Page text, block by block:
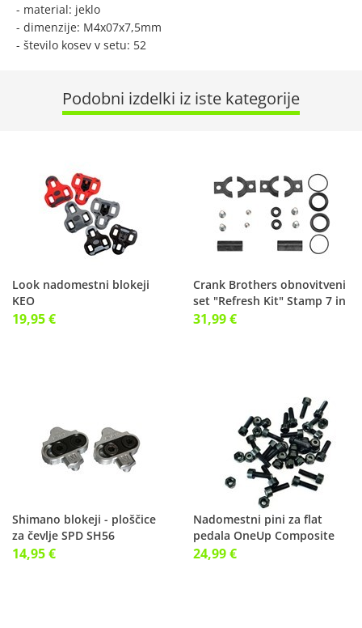
- material: jeklo
- dimenzije: M4x07x7,5mm
- število kosev v setu: 52
Podobni izdelki iz iste kategorije
Look nadomestni blokeji
KEO
19,95 €
Crank Brothers obnovitveni
set "Refresh Kit" Stamp 7 in
11
31,99 €
Shimano blokeji - ploščice
za čevlje SPD SH56
14,95 €
Nadomestni pini za flat
pedala OneUp Composite
24,99 €